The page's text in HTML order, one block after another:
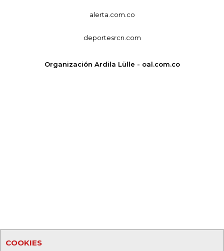
COOKIES
alerta.com.co
deportesrcn.com
Organización Ardila Lülle - oal.com.co